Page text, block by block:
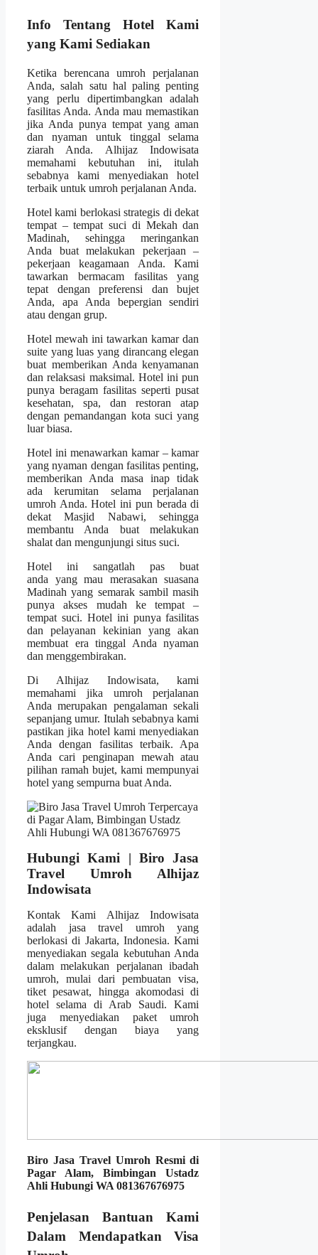
Info Tentang Hotel Kami
yang Kami Sediakan
Ketika berencana umroh perjalanan
Anda, salah satu hal paling penting
yang perlu dipertimbangkan adalah
fasilitas Anda. Anda mau memastikan
jika Anda punya tempat yang aman
dan nyaman untuk tinggal selama
ziarah Anda. Alhijaz Indowisata
memahami kebutuhan ini, itulah
sebabnya kami menyediakan hotel
terbaik untuk umroh perjalanan Anda.
Hotel kami berlokasi strategis di dekat
tempat – tempat suci di Mekah dan
Madinah, sehingga meringankan
Anda buat melakukan pekerjaan –
pekerjaan keagamaan Anda. Kami
tawarkan bermacam fasilitas yang
tepat dengan preferensi dan bujet
Anda, apa Anda bepergian sendiri
atau dengan grup.
Hotel mewah ini tawarkan kamar dan
suite yang luas yang dirancang elegan
buat memberikan Anda kenyamanan
dan relaksasi maksimal. Hotel ini pun
punya beragam fasilitas seperti pusat
kesehatan, spa, dan restoran atap
dengan pemandangan kota suci yang
luar biasa.
Hotel ini menawarkan kamar – kamar
yang nyaman dengan fasilitas penting,
memberikan Anda masa inap tidak
ada kerumitan selama perjalanan
umroh Anda. Hotel ini pun berada di
dekat Masjid Nabawi, sehingga
membantu Anda buat melakukan
shalat dan mengunjungi situs suci.
Hotel ini sangatlah pas buat
anda yang mau merasakan suasana
Madinah yang semarak sambil masih
punya akses mudah ke tempat –
tempat suci. Hotel ini punya fasilitas
dan pelayanan kekinian yang akan
membuat era tinggal Anda nyaman
dan menggembirakan.
Di Alhijaz Indowisata, kami
memahami jika umroh perjalanan
Anda merupakan pengalaman sekali
sepanjang umur. Itulah sebabnya kami
pastikan jika hotel kami menyediakan
Anda dengan fasilitas terbaik. Apa
Anda cari penginapan mewah atau
pilihan ramah bujet, kami mempunyai
hotel yang sempurna buat Anda.
Hubungi Kami | Biro Jasa
Travel Umroh Alhijaz
Indowisata
Kontak Kami Alhijaz Indowisata
adalah jasa travel umroh yang
berlokasi di Jakarta, Indonesia. Kami
menyediakan segala kebutuhan Anda
dalam melakukan perjalanan ibadah
umroh, mulai dari pembuatan visa,
tiket pesawat, hingga akomodasi di
hotel selama di Arab Saudi. Kami
juga menyediakan paket umroh
eksklusif dengan biaya yang
terjangkau.
Biro Jasa Travel Umroh Resmi di
Pagar Alam, Bimbingan Ustadz
Ahli Hubungi WA 081367676975
Penjelasan Bantuan Kami
Dalam Mendapatkan Visa